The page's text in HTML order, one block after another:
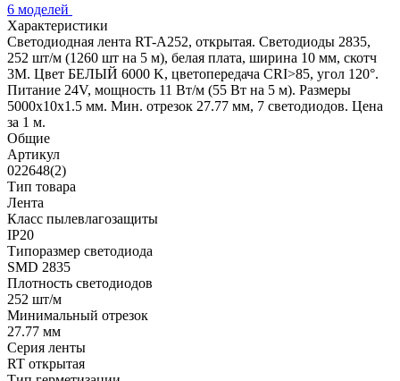
6 моделей
Характеристики
Светодиодная лента RT-A252, открытая. Светодиоды 2835,
252 шт/м (1260 шт на 5 м), белая плата, ширина 10 мм, скотч
3M. Цвет БЕЛЫЙ 6000 K, цветопередача CRI>85, угол 120°.
Питание 24V, мощность 11 Вт/м (55 Вт на 5 м). Размеры
5000x10x1.5 мм. Мин. отрезок 27.77 мм, 7 светодиодов. Цена
за 1 м.
Общие
Артикул
022648(2)
Тип товара
Лента
Класс пылевлагозащиты
IP20
Типоразмер светодиода
SMD 2835
Плотность светодиодов
252 шт/м
Минимальный отрезок
27.77 мм
Серия ленты
RT открытая